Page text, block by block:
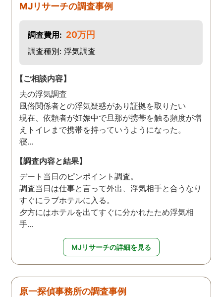
MJリサーチの調査事例
調査費用: 20万円
調査種別: 浮気調査
【ご相談内容】
夫の浮気調査
風俗関係者との浮気疑惑があり証拠を取りたい
現在、依頼者が妊娠中で旦那が携帯を触る頻度が増
えトイレまで携帯を持っていうようになった。
寝...
【調査内容と結果】
デート当日のピンポイント調査。
調査当日は仕事と言って外出、浮気相手と合うなり
すぐにラブホテルに入る。
夕方にはホテルを出てすぐに分かれたため浮気相
手...
MJリサーチの詳細を見る
原一探偵事務所の調査事例